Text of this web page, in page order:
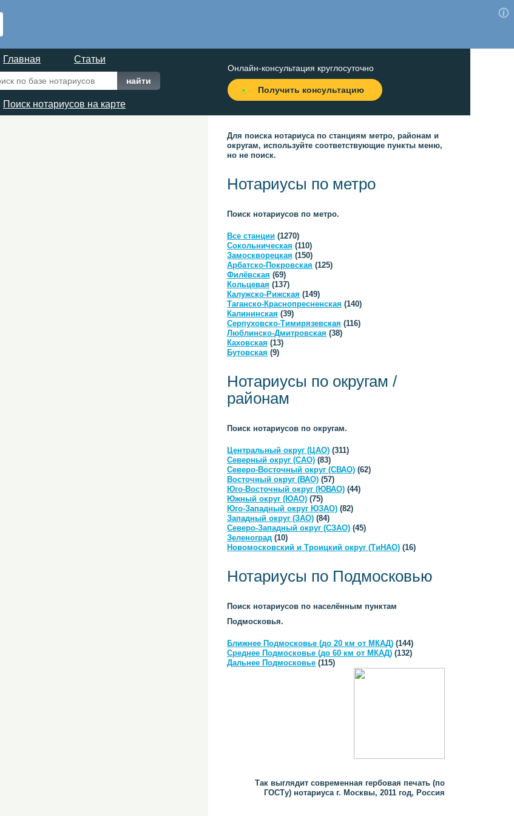
Главная Статьи
Поиск нотариусов на карте
Онлайн-консультация круглосуточно
Получить консультацию
Для поиска нотариуса по станциям метро, районам и
округам, используйте соответствующие пункты меню,
но не поиск.
Нотариусы по метро
Поиск нотариусов по метро.
Все станции (1270)
Сокольническая (110)
Замоскворецкая (150)
Арбатско-Покровская (125)
Филёвская (69)
Кольцевая (137)
Калужско-Рижская (149)
Таганско-Краснопресненская (140)
Калининская (39)
Серпуховско-Тимирязевская (116)
Люблинско-Дмитровская (38)
Каховская (13)
Бутовская (9)
Нотариусы по округам /
районам
Поиск нотариусов по округам.
Центральный округ (ЦАО) (311)
Северный округ (САО) (83)
Северо-Восточный округ (СВАО) (62)
Восточный округ (ВАО) (57)
Юго-Восточный округ (ЮВАО) (44)
Южный округ (ЮАО) (75)
Юго-Западный округ ЮЗАО) (82)
Западный округ (ЗАО) (84)
Северо-Западный округ (СЗАО) (45)
Зеленоград (10)
Новомосковский и Троицкий округ (ТиНАО) (16)
Нотариусы по Подмосковью
Поиск нотариусов по населённым пунктам
Подмосковья.
Ближнее Подмосковье (до 20 км от МКАД) (144)
Среднее Подмосковье (до 60 км от МКАД) (132)
Дальнее Подмосковье (115)
Так выглядит современная гербовая печать (по
ГОСТу) нотариуса г. Москвы, 2011 год, Россия